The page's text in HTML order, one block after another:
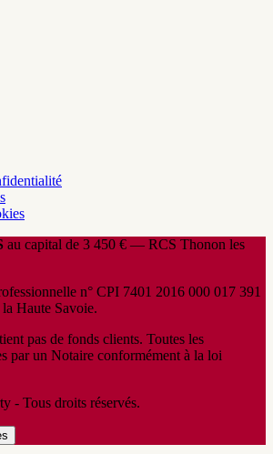
au capital de 3 450 € — RCS Thonon les
n° CPI 7401 2016 000 017 391
Haute Savoie.
pas de fonds clients. Toutes les
par un Notaire conformément à la loi
- Tous droits réservés.